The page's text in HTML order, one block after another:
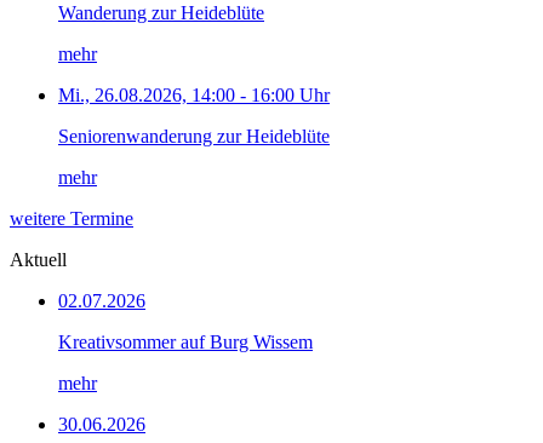
Wanderung zur Heideblüte
mehr
Mi., 26.08.2026, 14:00 - 16:00 Uhr
Seniorenwanderung zur Heideblüte
mehr
weitere Termine
Aktuell
02.07.2026
Kreativsommer auf Burg Wissem
mehr
30.06.2026